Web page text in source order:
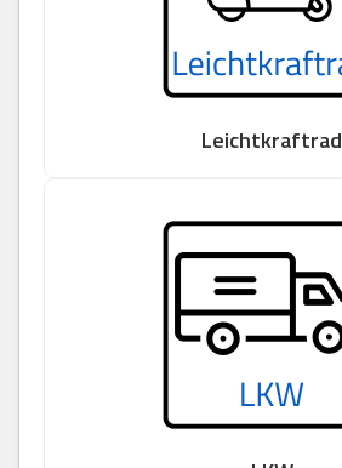
Leichtkraftrad